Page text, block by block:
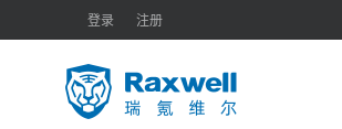
登录 注册